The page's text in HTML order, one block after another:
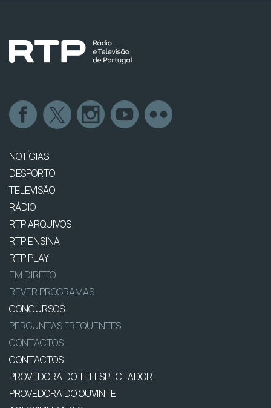
NOTÍCIAS
DESPORTO
TELEVISÃO
RÁDIO
RTP ARQUIVOS
RTP ENSINA
RTP PLAY
EM DIRETO
REVER PROGRAMAS
CONCURSOS
PERGUNTAS FREQUENTES
CONTACTOS
CONTACTOS
PROVEDORA DO TELESPECTADOR
PROVEDORA DO OUVINTE